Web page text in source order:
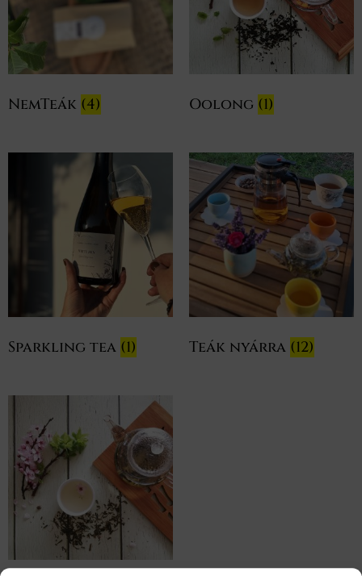
NemTeák (4) Oolong (1)
Sparkling tea (1) Teák nyárra (12)